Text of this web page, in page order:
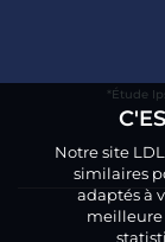
*Étude
Notre site
similaires
adaptés à
meilleure